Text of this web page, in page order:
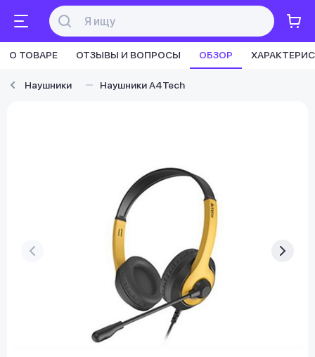
О ТОВАРЕ ОТЗЫВЫ И ВОПРОСЫ ОБЗОР
Наушники Наушники A4Tech